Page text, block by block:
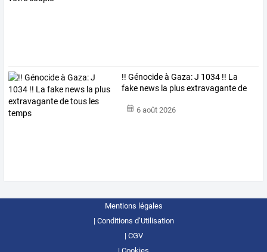
!! Génocideà Gaza:J 1034 !! La
fake news la plusextravagantede
6 août 2026
Mentions légales
Conditions d’Utilisation
CGV